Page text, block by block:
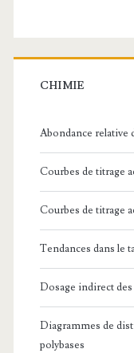
CHIMIE
Abondance relative
Courbes de titrage
Courbes de titrage
Tendances dans le
Dosage indirect
Diagrammes de
polybases